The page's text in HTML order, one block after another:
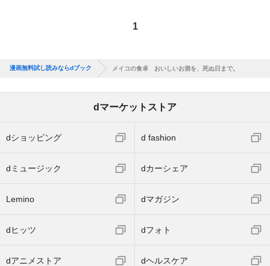
1
漫画無料試し読みならdブック メイコの食卓 おいしいお酒を、死ぬ日まで。
dマーケットストア
dショッピング d fashion
dミュージック dカーシェア
Lemino dマガジン
dヒッツ dフォト
dアニメストア dヘルスケア